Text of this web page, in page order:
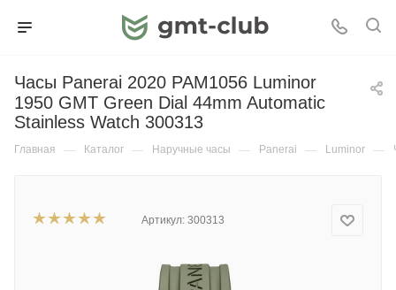
Часы Panerai 2020 PAM1056 Luminor
1950 GMT Green Dial 44mm Automatic
Stainless Watch 300313
Главная — Каталог — Наручные часы — Panerai — Luminor —
Артикул: 300313